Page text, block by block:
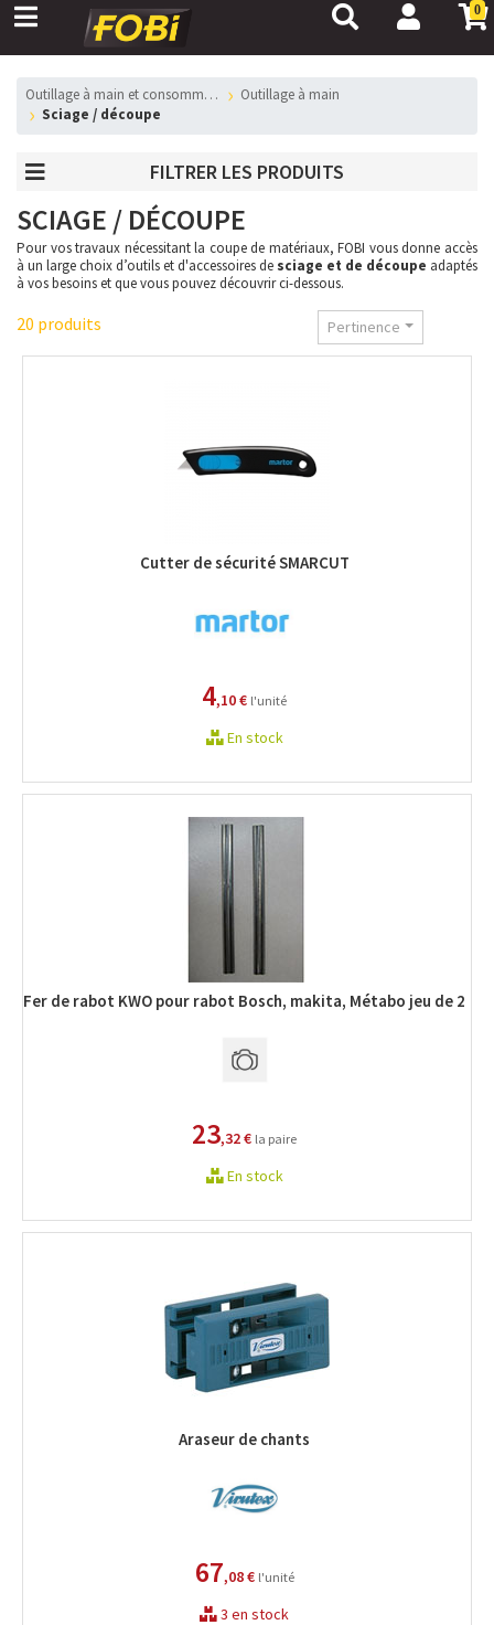
0
outillage à main et consommables
Outillage à main
Sciage / découpe
FILTRER LES PRODUITS
SCIAGE / DÉCOUPE
Pour vos travaux nécessitant la coupe de matériaux, FOBI vous donne accès
à un large choix d’outils et d'accessoires de sciage et de découpe adaptés
à vos besoins et que vous pouvez découvrir ci-dessous.
20 produits Pertinence
Cutter de sécurité SMARCUT
4,10 € l'unité
En stock
Fer de rabot KWO pour rabot Bosch, makita, Métabo jeu de 2
23,32 € la paire
En stock
Araseur de chants
67,08 € l'unité
3 en stock